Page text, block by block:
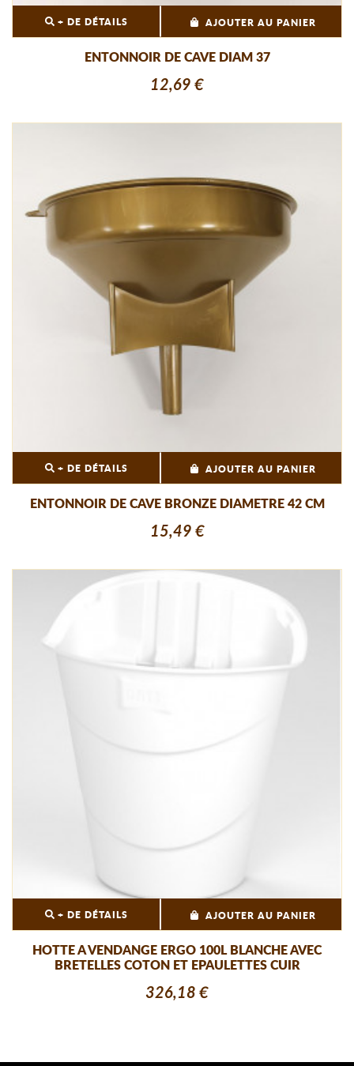
+ DE DÉTAILS AJOUTER AU PANIER
ENTONNOIR DE CAVE DIAM 37
12,69 €
+ DE DÉTAILS AJOUTER AU PANIER
ENTONNOIR DE CAVE BRONZE DIAMETRE 42 CM
15,49 €
+ DE DÉTAILS AJOUTER AU PANIER
HOTTE A VENDANGE ERGO 100L BLANCHE AVEC
BRETELLES COTON ET EPAULETTES CUIR
326,18 €